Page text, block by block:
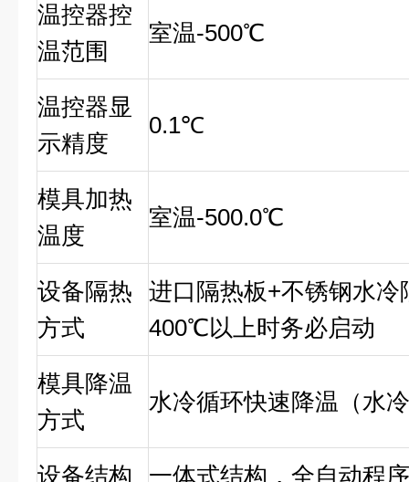
温控器控
温范围
室温-500℃
温控器显
示精度
0.1℃
模具加热
温度
室温-500.0℃
设备隔热
方式
进口隔热板+不锈钢水
400℃以上时务必启动
模具降温
方式
水冷循环快速降温（水
设备结构 一体式结构，全自动程